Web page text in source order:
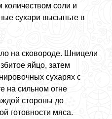
соли и
сухари высыпьте в
на сковороде. Шницели
яйцо, затем
сухарях с
на сильном огне
стороны до
готовности мяса.